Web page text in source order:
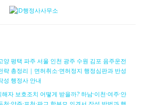
양 평택 파주 서울 인천 광주 수원 김포 음주운전
략 총정리｜면허취소·면허정지 행정심판과 반성
성 행정사 안내
자 보호조치 어떻게 받을까? 하남·이천·여주·안